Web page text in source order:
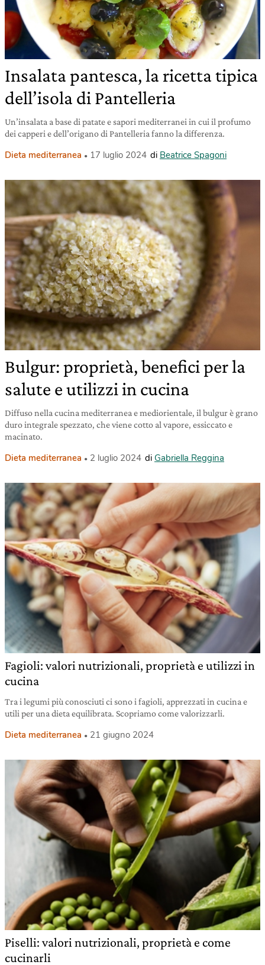
Insalata pantesca, la ricetta tipica
dell’isola di Pantelleria
Un’insalata a base di patate e sapori mediterranei in cui il profumo
dei capperi e dell’origano di Pantelleria fanno la differenza.
Dieta mediterranea 17 luglio 2024 di Beatrice Spagoni
Bulgur: proprietà, benefici per la
salute e utilizzi in cucina
Diffuso nella cucina mediterranea e mediorientale, il bulgur è grano
duro integrale spezzato, che viene cotto al vapore, essiccato e
macinato.
Dieta mediterranea 2 luglio 2024 di Gabriella Reggina
Fagioli: valori nutrizionali, proprietà e utilizzi in
cucina
Tra i legumi più conosciuti ci sono i fagioli, apprezzati in cucina e
utili per una dieta equilibrata. Scopriamo come valorizzarli.
Dieta mediterranea 21 giugno 2024
Piselli: valori nutrizionali, proprietà e come
cucinarli